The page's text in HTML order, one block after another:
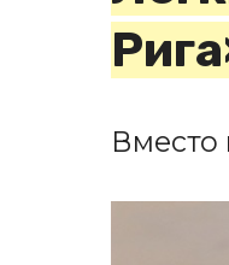
Вместо